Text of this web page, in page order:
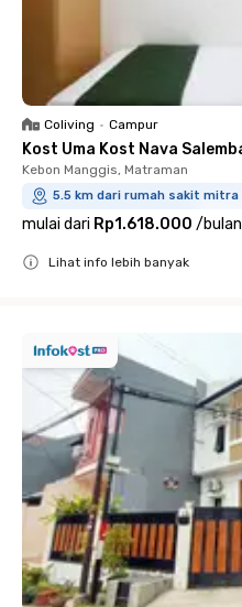
Coliving • Campur
Kost Uma Kost Nava
Kebon Manggis, Matraman
5.5 km dari rumah sakit mitra
mulai dari Rp1.618.000 /bulan
Lihat info lebih banyak